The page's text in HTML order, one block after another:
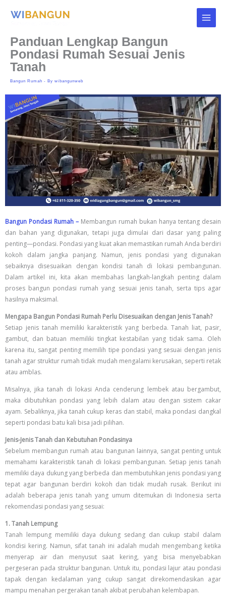
Panduan Lengkap Bangun
Pondasi Rumah Sesuai Jenis
Tanah
Bangun Rumah - By wibangunweb
Bangun Pondasi Rumah – Membangun rumah bukan hanya tentang desain
dan bahan yang digunakan, tetapi juga dimulai dari dasar yang paling
penting—pondasi. Pondasi yang kuat akan memastikan rumah Anda berdiri
kokoh dalam jangka panjang. Namun, jenis pondasi yang digunakan
sebaiknya disesuaikan dengan kondisi tanah di lokasi pembangunan.
Dalam artikel ini, kita akan membahas langkah-langkah penting dalam
proses bangun pondasi rumah yang sesuai jenis tanah, serta tips agar
hasilnya maksimal.
Mengapa Bangun Pondasi Rumah Perlu Disesuaikan dengan Jenis Tanah?
Setiap jenis tanah memiliki karakteristik yang berbeda. Tanah liat, pasir,
gambut, dan batuan memiliki tingkat kestabilan yang tidak sama. Oleh
karena itu, sangat penting memilih tipe pondasi yang sesuai dengan jenis
tanah agar struktur rumah tidak mudah mengalami kerusakan, seperti retak
atau amblas.
Misalnya, jika tanah di lokasi Anda cenderung lembek atau bergambut,
maka dibutuhkan pondasi yang lebih dalam atau dengan sistem cakar
ayam. Sebaliknya, jika tanah cukup keras dan stabil, maka pondasi dangkal
seperti pondasi batu kali bisa jadi pilihan.
Jenis-Jenis Tanah dan Kebutuhan Pondasinya
Sebelum membangun rumah atau bangunan lainnya, sangat penting untuk
memahami karakteristik tanah di lokasi pembangunan. Setiap jenis tanah
memiliki daya dukung yang berbeda dan membutuhkan jenis pondasi yang
tepat agar bangunan berdiri kokoh dan tidak mudah rusak. Berikut ini
adalah beberapa jenis tanah yang umum ditemukan di Indonesia serta
rekomendasi pondasi yang sesuai:
1. Tanah Lempung
Tanah lempung memiliki daya dukung sedang dan cukup stabil dalam
kondisi kering. Namun, sifat tanah ini adalah mudah mengembang ketika
menyerap air dan menyusut saat kering, yang bisa menyebabkan
pergeseran pada struktur bangunan. Untuk itu, pondasi lajur atau pondasi
tapak dengan kedalaman yang cukup sangat direkomendasikan agar
mampu menahan pergerakan tanah akibat perubahan kelembapan.